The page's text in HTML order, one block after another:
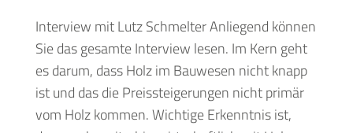
Interview mit Lutz Schmelter Anliegend können
Sie das gesamte Interview lesen. Im Kern geht
es darum, dass Holz im Bauwesen nicht knapp
ist und das die Preissteigerungen nicht primär
vom Holz kommen. Wichtige Erkenntnis ist,